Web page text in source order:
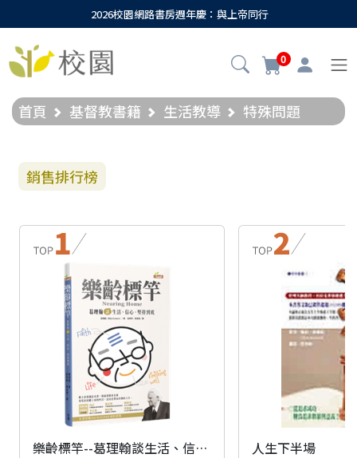
2026校園網路書房週年慶：與上帝同行
0
首頁 基督教書籍 生活教導 特殊問題
銷售排行榜
樂齡標竿--葛理翰談生活、信心、堅持到底 人生下半場